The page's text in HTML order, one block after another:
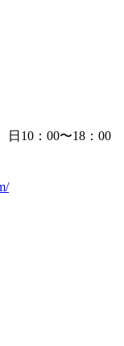
10：00〜18：00